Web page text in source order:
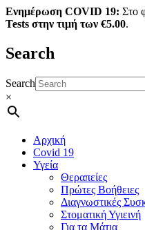
Ενημέρωση COVID 19: Στο
Tests στην τιμή των €5.00.
Search
Search
×
Αρχική
Covid 19
Υγεία
Θεραπείες
Πρώτες Βοήθειες
Διαγνωστικές
Στοματική Υγιεινή
Για τα Μάτια